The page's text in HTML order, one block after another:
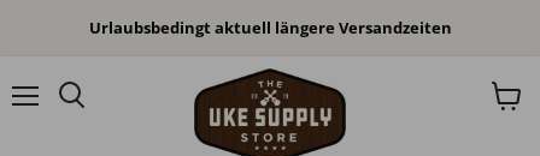
Urlaubsbedingt aktuell längere Versandzeiten